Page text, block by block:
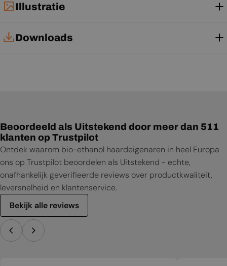
Illustratie
Downloads
Beoordeeld als Uitstekend door meer dan 511
klanten op Trustpilot
Ontdek waarom bio-ethanol haardeigenaren in heel Europa
ons op Trustpilot beoordelen als Uitstekend - echte,
onafhankelijk geverifieerde reviews over productkwaliteit,
leversnelheid en klantenservice.
Bekijk alle reviews